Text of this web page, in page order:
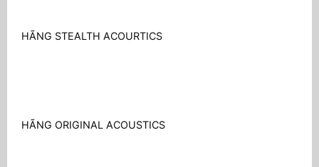
HÃNG STEALTH ACOURTICS
HÃNG ORIGINAL ACOUSTICS